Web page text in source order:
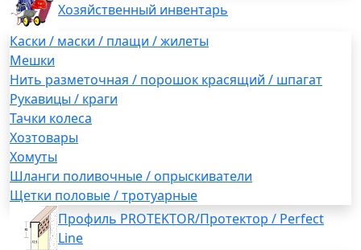
Хозяйственный инвентарь
Каски / маски / плащи / жилеты
Мешки
Нить разметочная / порошок красящий / шпагат
Рукавицы / краги
Тачки колеса
Хозтовары
Хомуты
Шланги поливочные / опрыскиватели
Щетки половые / тротуарные
Профиль PROTEKTOR/Протектор / Perfect
Line